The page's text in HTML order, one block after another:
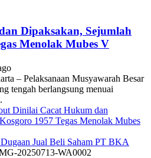
Dipaksakan, Sejumlah
Menolak Mubes V
– Pelaksanaan Musyawarah Besar
tengah berlangsung menuai
Dinilai Cacat Hukum dan
1957 Tegas Menolak Mubes
Jual Beli Saham PT BKA